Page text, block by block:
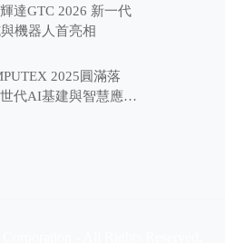
達GTC 2026 新一代
機器人首亮相
2025圓滿落
代AI基建與智慧應用